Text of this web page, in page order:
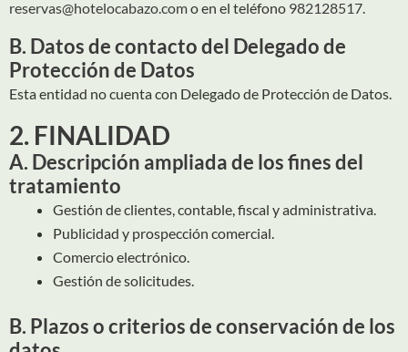
reservas@hotelocabazo.como en el teléfono 982128517.
B. Datos de contacto del Delegado de
Protección de Datos
Esta entidad no cuenta con Delegado de Protección de Datos.
2. FINALIDAD
A. Descripción ampliada de los fines del
tratamiento
Gestión de clientes, contable, fiscal y administrativa.
Publicidad y prospección comercial.
Comercio electrónico.
Gestión de solicitudes.
B. Plazos o criterios de conservación de los